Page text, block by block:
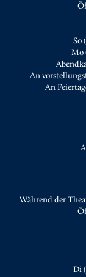
So
Mo
An
An
Während der
Di